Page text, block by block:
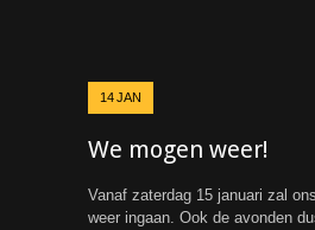
14JAN
We mogen weer!
Vanaf zaterdag 15 januari zal
weer ingaan. Ook de avonden